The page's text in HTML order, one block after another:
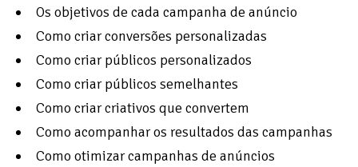
Os objetivos de cada campanha de anúncio
Como criar conversões personalizadas
Como criar públicos personalizados
Como criar públicos semelhantes
Como criar criativos que convertem
Como acompanhar os resultados das campanhas
Como otimizar campanhas de anúncios